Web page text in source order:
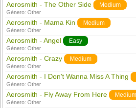
Aerosmith - The Other Side Medium
Género:Other
Aerosmith - Mama Kin Medium
Género:Other
Aerosmith - Angel Easy
Género:Other
Aerosmith - Crazy Medium
Género:Other
Aerosmith - I Don't Wanna Miss A Thing
Género:Other
Aerosmith - Fly Away From Here Medium
Género:Other